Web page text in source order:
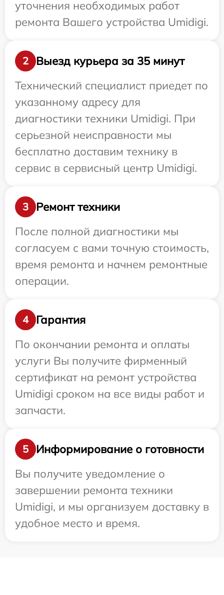
уточнения необходимых работ
ремонта Вашего устройства Umidigi.
2
Выезд курьера за 35 минут
Технический специалист приедет по
указанному адресу для
диагностики техники Umidigi. При
серьезной неисправности мы
бесплатно доставим технику в
сервис в сервисный центр Umidigi.
3
Ремонт техники
После полной диагностики мы
согласуем с вами точную стоимость,
время ремонта и начнем ремонтные
операции.
4
Гарантия
По окончании ремонта и оплаты
услуги Вы получите фирменный
сертификат на ремонт устройства
Umidigi сроком на все виды работ и
запчасти.
5
Информирование о готовности
Вы получите уведомление о
завершении ремонта техники
Umidigi, и мы организуем доставку в
удобное место и время.